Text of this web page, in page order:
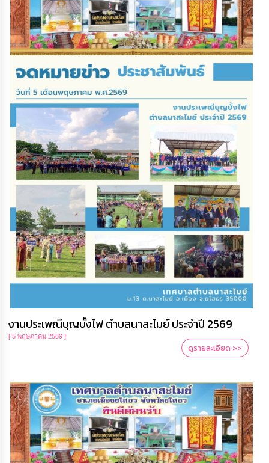
ร้อง
เรียน
ร้อง
ทุกข์
e-
Service
กิจการ
สภา
กิจการ
สภา
ท้อง
ถิ่น
ของ
เรา
การ
จัดการ
รู้
ข้อมูล
งานประเพณีบุญบั้งไฟ ตำบลนาสะไมย์ ประจำปี 2569
[ 5 พฤษภาคม 2569 ]
ดูรายละเอียด >>